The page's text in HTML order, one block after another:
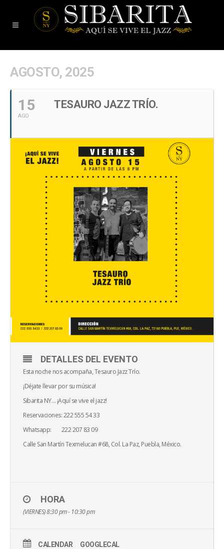
AGOSTO, 2025
15
AGO
TESAURO JAZZ TRÍO.
DETALLES DEL EVENTO
Esta noche nos acompaña, Tesauro Jazz Trío.
¡Déjate llevar por su música!
Sibarita NY… ¡Aquí se vive el jazz!
Reservaciones: 222 555 54 33
Whatsapp: 222 207 83 09
Calle San Martín Texmelucan #68, Col. La Paz, Puebla, México.
HORA
(VIERNES) 8:30 pm - 10:30 pm
CALENDAR GOOGLECAL